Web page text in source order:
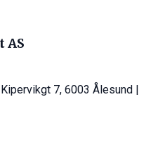
AS
7, 6003 Ålesund |